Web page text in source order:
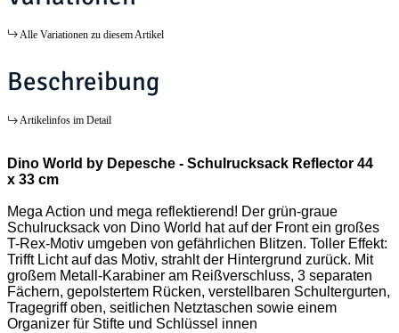
Alle Variationen zu diesem Artikel
Beschreibung
Artikelinfos im Detail
Dino World by Depesche - Schulrucksack Reflector 44
x 33 cm
Mega Action und mega reflektierend! Der grün-graue
Schulrucksack von Dino World hat auf der Front ein großes
T-Rex-Motiv umgeben von gefährlichen Blitzen. Toller Effekt:
Trifft Licht auf das Motiv, strahlt der Hintergrund zurück. Mit
großem Metall-Karabiner am Reißverschluss, 3 separaten
Fächern, gepolstertem Rücken, verstellbaren Schultergurten,
Tragegriff oben, seitlichen Netztaschen sowie einem
Organizer für Stifte und Schlüssel innen